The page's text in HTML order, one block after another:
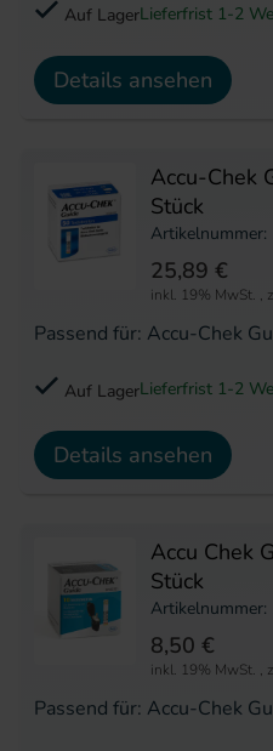
Auf LagerLieferfrist 1-2
Details ansehen
Accu-Chek
Stück
Artikelnummer:
Passend für: Accu-Chek
25,89 €
inkl. 19% MwSt. ,
Auf LagerLieferfrist 1-2
Details ansehen
Accu Chek
Stück
Artikelnummer:
Passend für: Accu-Chek
8,50 €
inkl. 19% MwSt. ,